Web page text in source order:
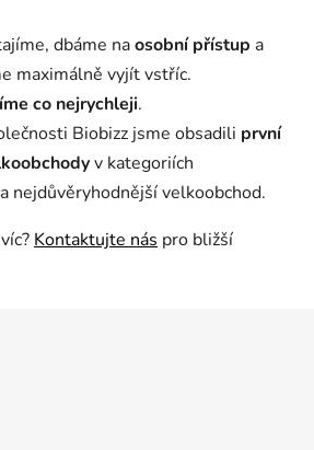
dbáme naosobní přístup a
maximálně vyjít vstříc.
co nejrychleji.
Biobizz jsme obsadili první
v kategoriích
nejdůvěryhodnější velkoobchod.
Kontaktujte nás pro bližší